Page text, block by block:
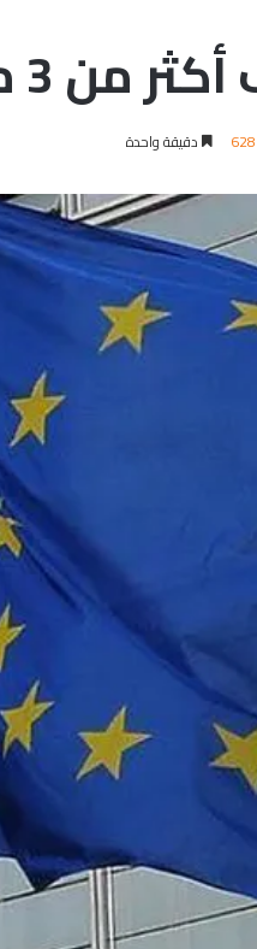
يورو!
628 دقيقة واحدة